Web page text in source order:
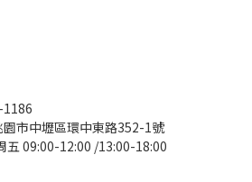
1186
園市中壢區環中東路352-1號
五 09:00-12:00 /13:00-18:00